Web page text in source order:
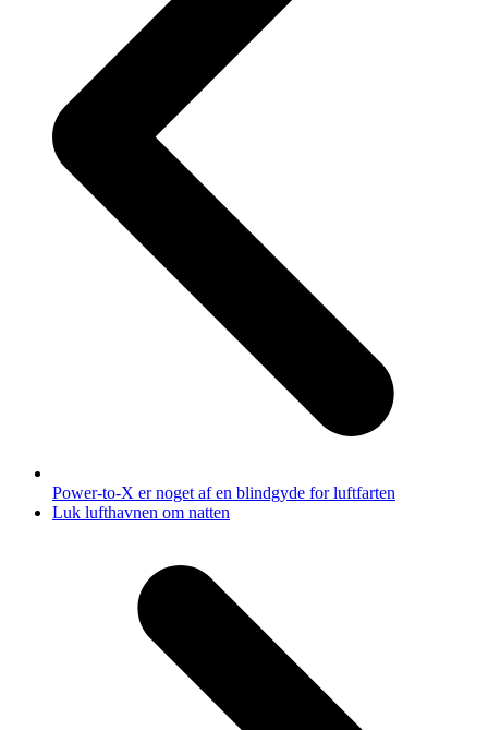
Power-to-X er noget af en blindgyde for luftfarten
next
Luk lufthavnen om natten